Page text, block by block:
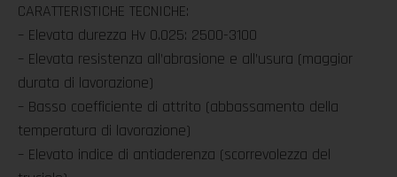
CARATTERISTICHE TECNICHE:
– Elevata durezza Hv 0.025: 2500-3100
– Elevata resistenza all’abrasione e all’usura (maggior
durata di lavorazione)
– Basso coefficiente di attrito (abbassamento della
temperatura di lavorazione)
– Elevato indice di antiaderenza (scorrevolezza del